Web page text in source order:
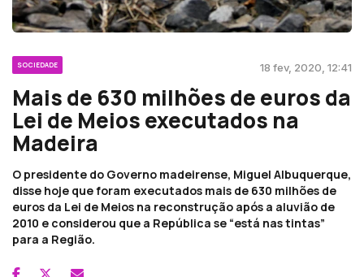
SOCIEDADE 18 fev, 2020, 12:41
Mais de 630 milhões de euros da
Lei de Meios executados na
Madeira
O presidente do Governo madeirense, Miguel Albuquerque,
disse hoje que foram executados mais de 630 milhões de
euros da Lei de Meios na reconstrução após a aluvião de
2010 e considerou que a República se “está nas tintas”
para a Região.